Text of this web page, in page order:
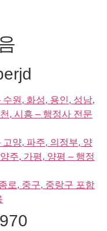
원, 화성, 용인, 성남,
, 시흥 – 행정사 전문
양, 파주, 의정부, 양
주, 가평, 양평 – 행정
로, 중구, 중랑구 포함